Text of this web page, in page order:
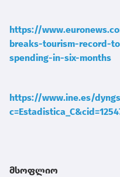
https://
breaks-tourism-record-
spending-in-six-months
https://www.ine.es/
მსოფლიო